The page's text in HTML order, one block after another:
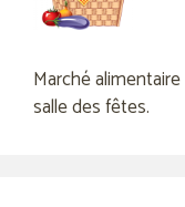
Marché alimentaire
salle des fêtes.